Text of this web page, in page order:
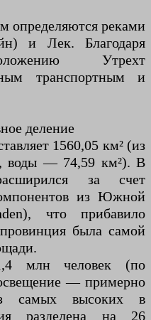
реками
и Лек. Благодаря
Утрехт
транспортным и
деление
1560,05 км² (из
воды — 74,59 км²). В
за счет
из Южной
что прибавило
была самой
млн человек (по
— примерно
самых высоких в
разделена на 26